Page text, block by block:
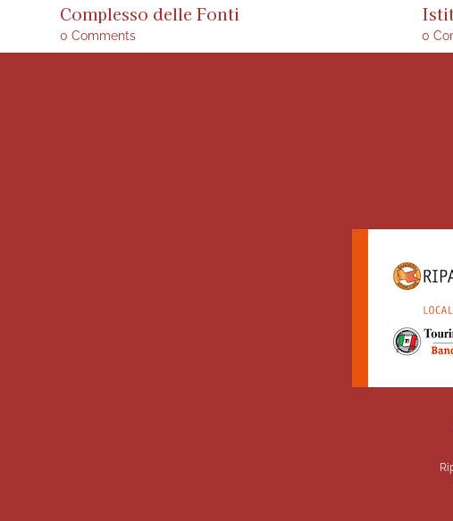
Complesso delle Fonti
0 Comments 0